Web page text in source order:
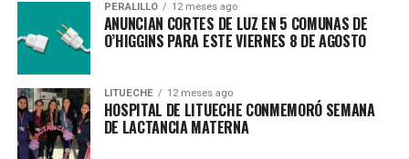
PERALILLO 12 meses ago
ANUNCIAN CORTES DE LUZ EN 5 COMUNAS DE
O’HIGGINS PARA ESTE VIERNES 8 DE AGOSTO
LITUECHE 12 meses ago
HOSPITAL DE LITUECHE CONMEMORÓ SEMANA
DE LACTANCIA MATERNA